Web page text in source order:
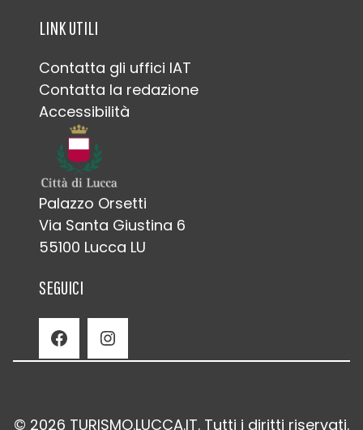
LINK UTILI
Contatta gli uffici IAT
Contatta la redazione
Accessibilità
Palazzo Orsetti
Via Santa Giustina 6
55100 Lucca LU
SEGUICI
Facebook Instagram
© 2026 TURISMO.LUCCA.IT. Tutti i diritti riservati.